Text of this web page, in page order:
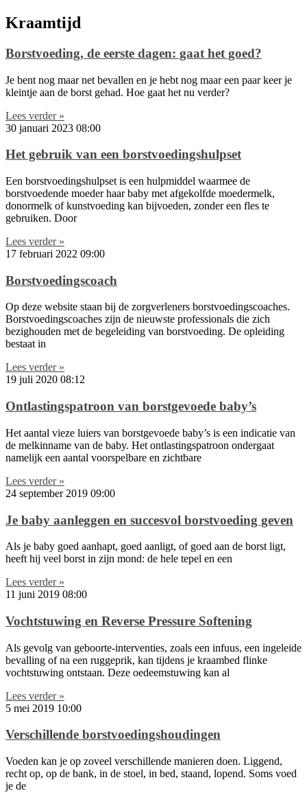
Kraamtijd
Borstvoeding, de eerste dagen: gaat het goed?
Je bent nog maar net bevallen en je hebt nog maar een paar keer je
kleintje aan de borst gehad. Hoe gaat het nu verder?
Lees verder »
30 januari 2023 08:00
Het gebruik van een borstvoedingshulpset
Een borstvoedingshulpset is een hulpmiddel waarmee de
borstvoedende moeder haar baby met afgekolfde moedermelk,
donormelk of kunstvoeding kan bijvoeden, zonder een fles te
gebruiken. Door
Lees verder »
17 februari 2022 09:00
Borstvoedingscoach
Op deze website staan bij de zorgverleners borstvoedingscoaches.
Borstvoedingscoaches zijn de nieuwste professionals die zich
bezighouden met de begeleiding van borstvoeding. De opleiding
bestaat in
Lees verder »
19 juli 2020 08:12
Ontlastingspatroon van borstgevoede baby’s
Het aantal vieze luiers van borstgevoede baby’s is een indicatie van
de melkinname van de baby. Het ontlastingspatroon ondergaat
namelijk een aantal voorspelbare en zichtbare
Lees verder »
24 september 2019 09:00
Je baby aanleggen en succesvol borstvoeding geven
Als je baby goed aanhapt, goed aanligt, of goed aan de borst ligt,
heeft hij veel borst in zijn mond: de hele tepel en een
Lees verder »
11 juni 2019 08:00
Vochtstuwing en Reverse Pressure Softening
Als gevolg van geboorte-interventies, zoals een infuus, een ingeleide
bevalling of na een ruggeprik, kan tijdens je kraambed flinke
vochtstuwing ontstaan. Deze oedeemstuwing kan al
Lees verder »
5 mei 2019 10:00
Verschillende borstvoedingshoudingen
Voeden kan je op zoveel verschillende manieren doen. Liggend,
recht op, op de bank, in de stoel, in bed, staand, lopend. Soms voed
je de